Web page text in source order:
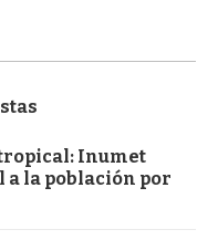
Inumet
a la población por